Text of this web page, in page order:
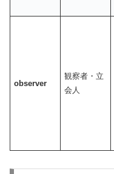
observer
観察者・立
会人